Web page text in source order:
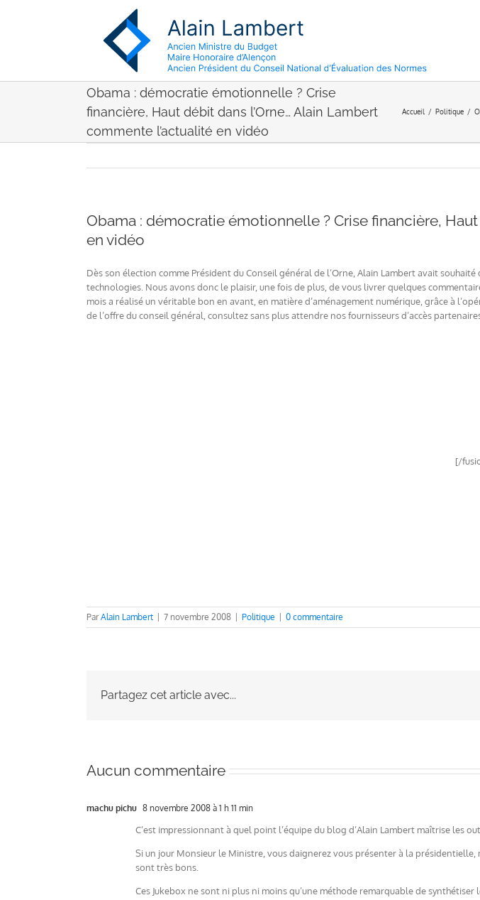
Obama : démocratie émotionnelle ? Crise
financière, Haut débit dans l’Orne… Alain Lambert
commente l’actualité en vidéo
Accueil Politique
Obama : démocratie émotionnelle ? Crise financière,
en vidéo
Dès son élection comme Président du Conseil général de l’Orne, Alain Lambert avait
technologies. Nous avons donc le plaisir, une fois de plus, de vous livrer quelques
mois a réalisé un véritable bon en avant, en matière d’aménagement numérique, grâce à
de l’offre du conseil général, consultez sans plus attendre nos fournisseurs d’accès
[/
ParAlain Lambert 7 novembre 2008 Politique 0 commentaire
Partagez cet article avec...
Aucun commentaire
machu pichu 8 novembre 2008 à 1 h 11 min
C’est impressionnant à quel point l’équipe du blog d’Alain Lambert maîtrise les
Si un jour Monsieur le Ministre, vous daignerez vous présenter à la
sont très bons.
Ces Jukebox ne sont ni plus ni moins qu’une méthode remarquable de synthétiser